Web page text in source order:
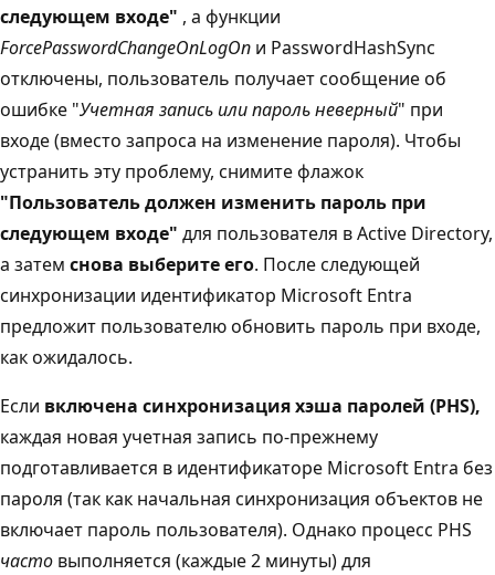
следующем входе" , а функции
ForcePasswordChangeOnLogOn и PasswordHashSync
отключены, пользователь получает сообщение об
ошибке "Учетная запись или пароль неверный" при
входе (вместо запроса на изменение пароля). Чтобы
устранить эту проблему, снимите флажок
"Пользователь должен изменить пароль при
следующем входе" для пользователя в Active Directory,
а затем снова выберите его. После следующей
синхронизации идентификатор Microsoft Entra
предложит пользователю обновить пароль при входе,
как ожидалось.
Если включена синхронизация хэша паролей (PHS),
каждая новая учетная запись по-прежнему
подготавливается в идентификаторе Microsoft Entra без
пароля (так как начальная синхронизация объектов не
включает пароль пользователя). Однако процесс PHS
часто выполняется (каждые 2 минуты) для